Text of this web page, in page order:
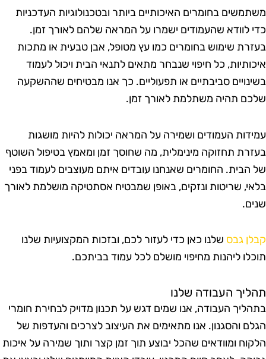
בחומרים האיכותיים ביותר ובטכנולוגיות העדכניות
לוודא שהעמודים ישמרו על המראה שלהם לאורך זמן.
שימוש בחומרים כמו עץ מטופל, אבן טבעית או מתכות
כל חיפוי שנבחר מתאים לתנאי הבית ויכול לעמוד
סביבתיים או תפעוליים. כך אנו מבטיחים שההשקעה
תהיה משתלמת לאורך זמן.
העמודים ושמירה על המראה יכולות להיות מושגות
תחזוקה מינימלית, מה שחוסך זמן ומאמץ בטיפול השוטף
הבית. החומרים שאנחנו עובדים איתם מעוצבים לעמוד בפני
שריטות ונזקים, באופן שמבטיח אסתטיקה מושלמת לאורך
גבסשלנו כאן כדי לעזור לכם, ובזכות המקצועיות שלנו
ליהנות מחיפוי מושלם לכל עמוד בביתכם.
העבודה שלנו
העבודה, אנו שמים דגש על תכנון מדויק לבחירת חומרי
והסגנון. אנו מתאימים את העיצוב לצרכים והעדפות של
ומוודאים שהכל יבוצע תוך זמן קצר ותוך שמירה על איכות